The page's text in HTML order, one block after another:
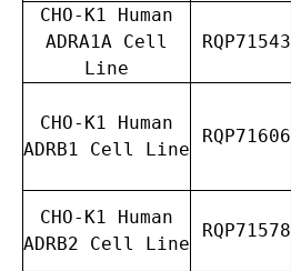
CHO-K1 Human
ADRA1A Cell
Line
RQP71543
CHO-K1 Human
ADRB1 Cell Line
RQP71606
CHO-K1 Human
ADRB2 Cell Line
RQP71578